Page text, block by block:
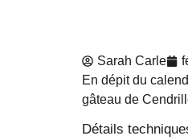
Sarah Carle
En dépit du
gâteau de
Détails